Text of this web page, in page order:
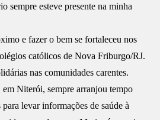
sempre esteve presente na minha
e fazer o bem se fortaleceu nos
católicos de Nova Friburgo/RJ.
nas comunidades carentes.
Niterói, sempre arranjou tempo
para levar informações de saúde à